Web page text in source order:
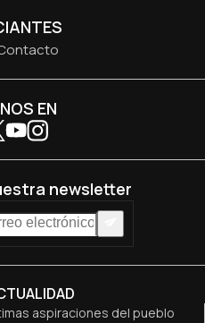
aspiraciones del pueblo
EN
newsletter